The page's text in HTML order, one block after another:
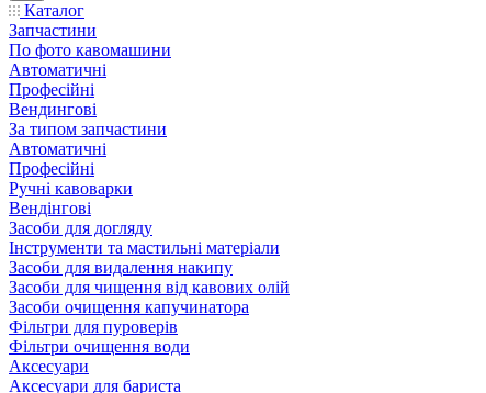
Каталог
Запчастини
По фото кавомашини
Автоматичні
Професійні
Вендингові
За типом запчастини
Автоматичні
Професійні
Ручні кавоварки
Вендінгові
Засоби для догляду
Інструменти та мастильні матеріали
Засоби для видалення накипу
Засоби для чищення від кавових олій
Засоби очищення капучинатора
Фільтри для пуроверів
Фільтри очищення води
Аксесуари
Аксесуари для бариста